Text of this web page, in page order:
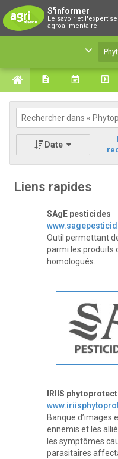
S'informer
Le savoir et
agroalimentaire
Le savoir et
Date
Liens rapides
SAgE pesticides
Outil permettant
parmi les produits
homologués.
IRIIS
Banque d’images
ennemis et les
les symptômes
parasitaires